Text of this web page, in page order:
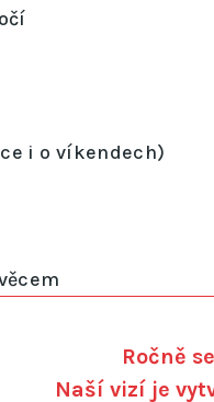
i o víkendech)
Ročně
Naší vizí je